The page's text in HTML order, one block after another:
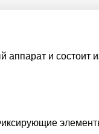
и состоит